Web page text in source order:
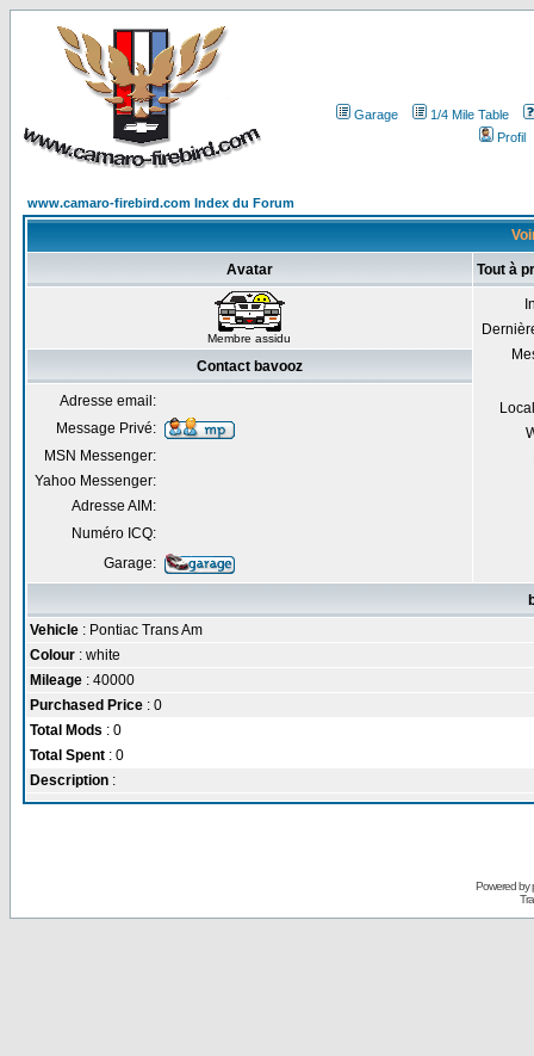
Garage
1/4 Mile Table
Profil
www.camaro-firebird.com Index du Forum
Avatar Tout à
Membre assidu
Contact bavooz
Adresse email:
Message Privé:
MSN Messenger:
Yahoo Messenger:
Adresse AIM:
Numéro ICQ:
Garage:
Vehicle : Pontiac Trans Am
Colour : white
Mileage : 40000
Purchased Price : 0
Total Mods : 0
Total Spent : 0
Description :
Powered by